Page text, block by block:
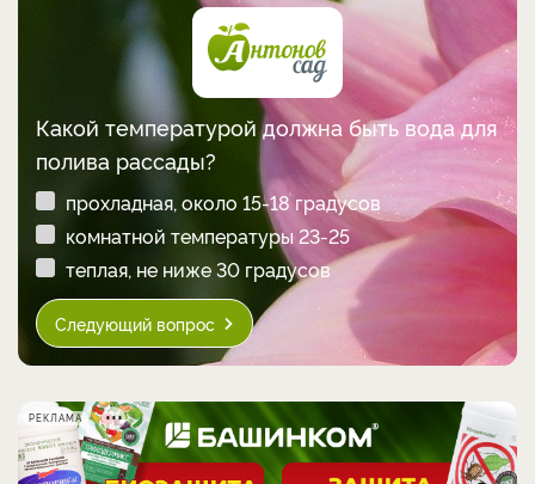
Какой температурой должна быть вода для
полива рассады?
прохладная, около 15-18 градусов
комнатной температуры 23-25
теплая, не ниже 30 градусов
Следующий вопрос
РЕКЛАМА